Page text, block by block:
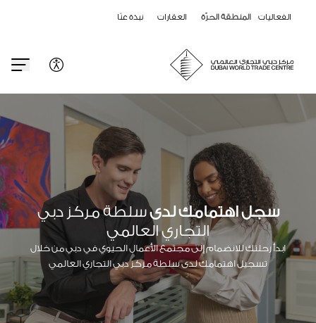
الفعاليات المنطقة الحرّة العقارات نبذة عنّا
سجل اهتمامك لدىسلطة مركز دبي
التجاري العالمي
ابدأ رحلتك للانضمام إلى مجتمع الأعمال الحيوي في دبي من خلال
تسجيل اهتمامك لدى سلطة مركز دبي التجاري العالمي